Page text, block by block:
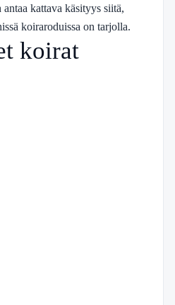
kattava käsityys siitä,
koiraroduissa on tarjolla.
koirat